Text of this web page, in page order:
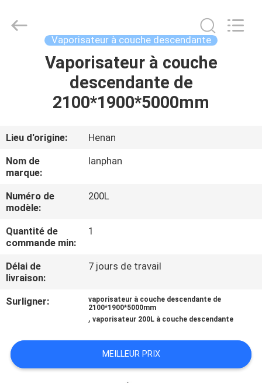
MAISON
PRODUITS
VIDÉOS
AU
SUJET
DE
NOUS
VISITE
DE
QUALITÉ
Lanphan
Industry
Vaporisateur à couche descendante
Vaporisateur à couche
descendante de
2100*1900*5000mm
Lieu d'origine:
Henan
Nom de
marque:
lanphan
Numéro de
modèle:
200L
Quantité de
commande min:
1
Délai de
livraison:
7 jours de travail
Surligner:
vaporisateur à couche descendante de
2100*1900*5000mm
,vaporisateur 200L à couche descendante
MEILLEUR PRIX